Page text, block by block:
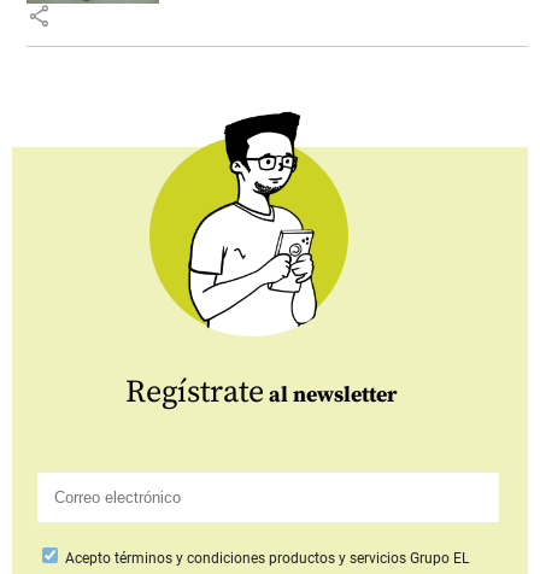
share
Regístrate al newsletter
Aceptotérminos y condiciones productos y serviciosGrupo EL